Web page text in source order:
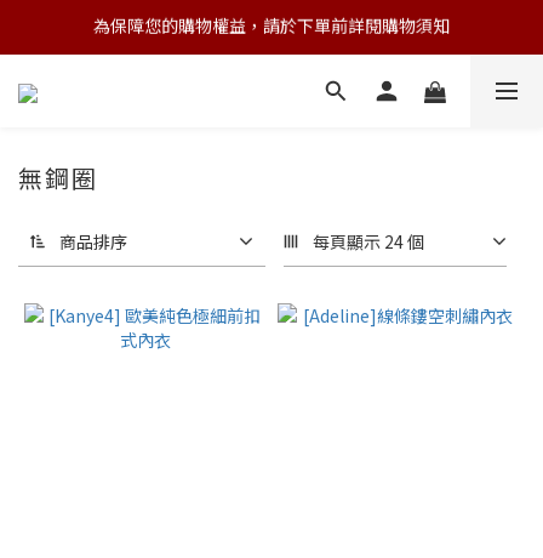
💌 Nearby收藏家｜任選三件 9折 五件 88折
為保障您的購物權益，請於下單前詳閱購物須知
無鋼圈
商品排序 每頁顯示 24 個